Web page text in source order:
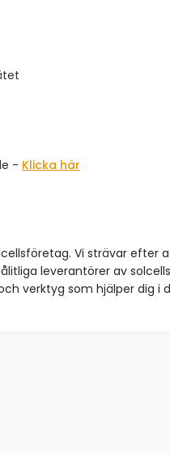
- Klicka här
Vi strävar efter
leverantörer av
verktyg som hjälper dig i